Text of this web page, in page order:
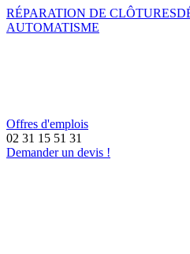
RÉPARATION DE CLÔTURES
AUTOMATISME
Offres d'emplois
02 31 15 51 31
Demander un devis !